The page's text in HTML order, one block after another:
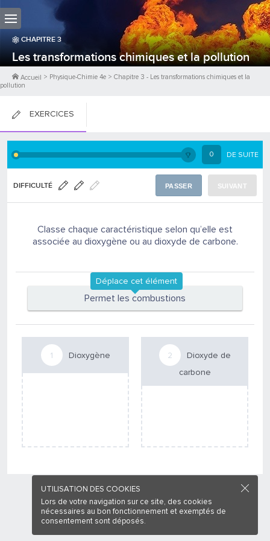
CHAPITRE 3
Les transformations chimiques et la pollution
Accueil > Physique-Chimie 4e > Chapitre 3 - Les transformations chimiques et la
pollution
EXERCICES
FICHES DE COURS 0 DE SUITE
DIFFICULTÉ PASSER SUIVANT
Classe chaque caractéristique selon qu’elle est
associée au dioxygène ou au dioxyde de carbone.
Permet les combustions
Dioxygène
Dioxyde de
carbone
Déplace cet élément
UTILISATION DES COOKIES
Lors de votre navigation sur ce site, des cookies
nécessaires au bon fonctionnement et exemptés de
consentement sont déposés.